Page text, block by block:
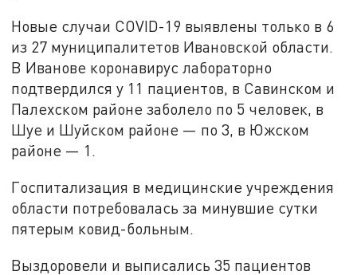
Новые случаи COVID-19 выявлены только в 6
из 27 муниципалитетов Ивановской области.
В Иванове коронавирус лабораторно
подтвердился у 11 пациентов, в Савинском и
Палехском районе заболело по 5 человек, в
Шуе и Шуйском районе — по 3, в Южском
районе — 1.
Госпитализация в медицинские учреждения
области потребовалась за минувшие сутки
пятерым ковид-больным.
Выздоровели и выписались 35 пациентов